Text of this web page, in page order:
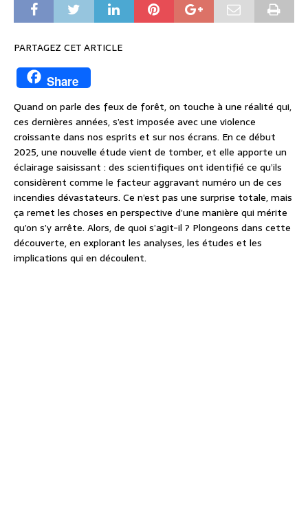
PARTAGEZ CET ARTICLE
Share
Quand on parle des feux de forêt, on touche à une réalité qui,
ces dernières années, s’est imposée avec une violence
croissante dans nos esprits et sur nos écrans. En ce début
2025, une nouvelle étude vient de tomber, et elle apporte un
éclairage saisissant : des scientifiques ont identifié ce qu’ils
considèrent comme le facteur aggravant numéro un de ces
incendies dévastateurs. Ce n’est pas une surprise totale, mais
ça remet les choses en perspective d’une manière qui mérite
qu’on s’y arrête. Alors, de quoi s’agit-il ? Plongeons dans cette
découverte, en explorant les analyses, les études et les
implications qui en découlent.